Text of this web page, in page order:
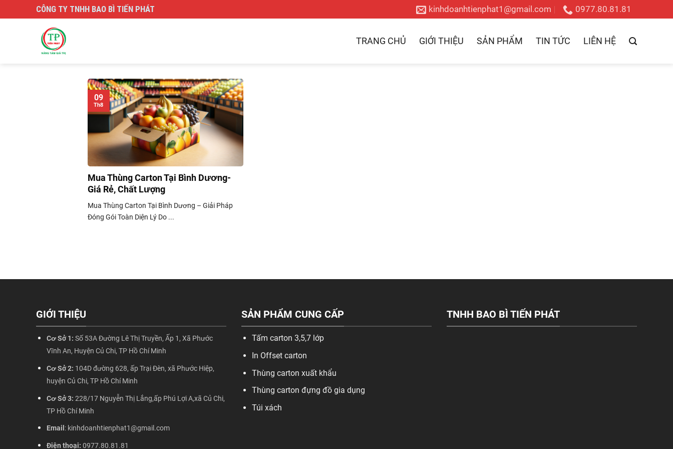
to
CÔNG TY TNHH BAO BÌ TIẾN PHÁT kinhdoanhtienphat1@gmail.com 0977.80.81.81
TRANG CHỦ GIỚI THIỆU SẢN PHẨM TIN TỨC LIÊN HỆ
Mua Thùng Carton Tại Bình Dương-
Giá Rẻ, Chất Lượng
Mua Thùng Carton Tại Bình Dương – Giải Pháp
Đóng Gói Toàn Diện Lý Do ...
09
Th8
GIỚI THIỆU
Cơ Sở 1: Số 53A Đường Lê Thị Truyền, Ấp 1, Xã Phước
Vĩnh An, Huyện Củ Chi, TP Hồ Chí Minh
Cơ Sở 2: 104D đường 628, ấp Trại Đèn, xã Phước Hiệp,
huyện Củ Chi, TP Hồ Chí Minh
Cơ Sở 3: 228/17 Nguyễn Thị Lắng,ấp Phú Lợi A,xã Củ Chi,
TP Hồ Chí Minh
Email : kinhdoanhtienphat1@gmail.com
Điện thoại: 0977.80.81.81
SẢN PHẨM CUNG CẤP
Tấm carton 3,5,7 lớp
In Offset carton
Thùng carton xuất khẩu
Thùng carton đựng đồ gia dụng
Túi xách
TNHH BAO BÌ TIẾN PHÁT